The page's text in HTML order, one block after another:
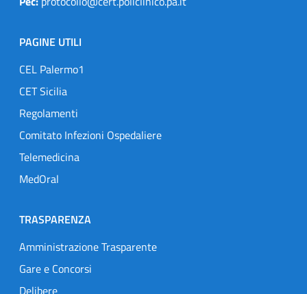
PAGINE UTILI
CEL Palermo1
CET Sicilia
Regolamenti
Comitato Infezioni Ospedaliere
Telemedicina
MedOral
TRASPARENZA
Amministrazione Trasparente
Gare e Concorsi
Delibere